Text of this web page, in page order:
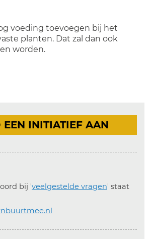
voeding toevoegen bij het
planten. Dat zal dan ook
worden.
EEN INITIATIEF AAN
bij 'veelgestelde vragen' staat